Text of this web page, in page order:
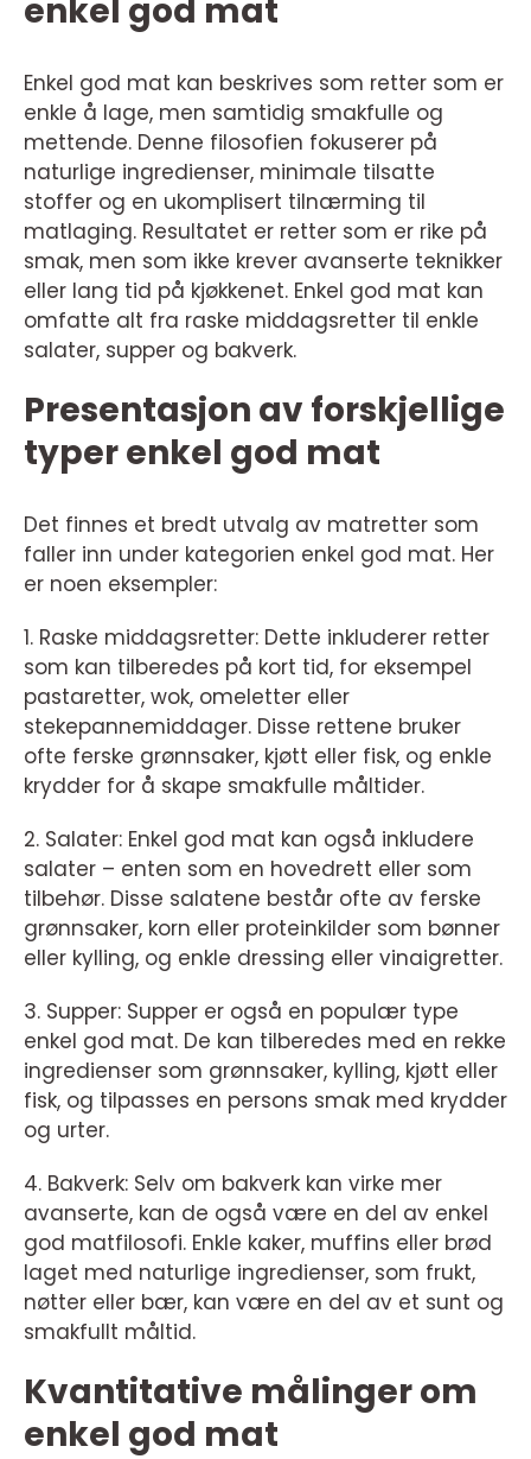
enkel god mat
Enkel god mat kan beskrives som retter som er
enkle å lage, men samtidig smakfulle og
mettende. Denne filosofien fokuserer på
naturlige ingredienser, minimale tilsatte
stoffer og en ukomplisert tilnærming til
matlaging. Resultatet er retter som er rike på
smak, men som ikke krever avanserte teknikker
eller lang tid på kjøkkenet. Enkel god mat kan
omfatte alt fra raske middagsretter til enkle
salater, supper og bakverk.
Presentasjon av forskjellige
typer enkel god mat
Det finnes et bredt utvalg av matretter som
faller inn under kategorien enkel god mat. Her
er noen eksempler:
1. Raske middagsretter: Dette inkluderer retter
som kan tilberedes på kort tid, for eksempel
pastaretter, wok, omeletter eller
stekepannemiddager. Disse rettene bruker
ofte ferske grønnsaker, kjøtt eller fisk, og enkle
krydder for å skape smakfulle måltider.
2. Salater: Enkel god mat kan også inkludere
salater – enten som en hovedrett eller som
tilbehør. Disse salatene består ofte av ferske
grønnsaker, korn eller proteinkilder som bønner
eller kylling, og enkle dressing eller vinaigretter.
3. Supper: Supper er også en populær type
enkel god mat. De kan tilberedes med en rekke
ingredienser som grønnsaker, kylling, kjøtt eller
fisk, og tilpasses en persons smak med krydder
og urter.
4. Bakverk: Selv om bakverk kan virke mer
avanserte, kan de også være en del av enkel
god matfilosofi. Enkle kaker, muffins eller brød
laget med naturlige ingredienser, som frukt,
nøtter eller bær, kan være en del av et sunt og
smakfullt måltid.
Kvantitative målinger om
enkel god mat